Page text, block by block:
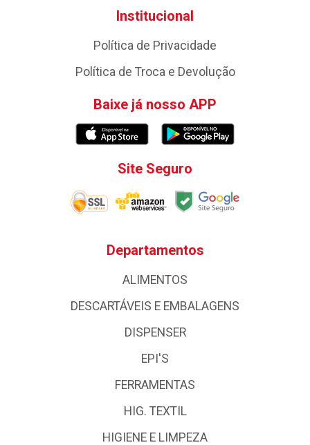
Institucional
Política de Privacidade
Política de Troca e Devolução
Baixe já nosso APP
Site Seguro
Departamentos
ALIMENTOS
DESCARTÁVEIS E EMBALAGENS
DISPENSER
EPI'S
FERRAMENTAS
HIG. TEXTIL
HIGIENE E LIMPEZA